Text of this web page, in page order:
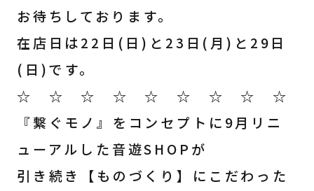
お待ちしております。
在店日は22日(日)と23日(月)と29日
(日)です。
☆ ☆ ☆ ☆ ☆ ☆ ☆ ☆ ☆
『繋ぐモノ』をコンセプトに9月リニ
ューアルした音遊SHOPが
引き続き【ものづくり】にこだわった